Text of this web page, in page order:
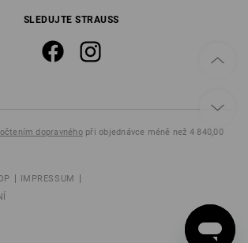
SLEDUJTE STRAUSS
dopravnéhopři objednávce méně než 4 840,00
IMPRESSUM